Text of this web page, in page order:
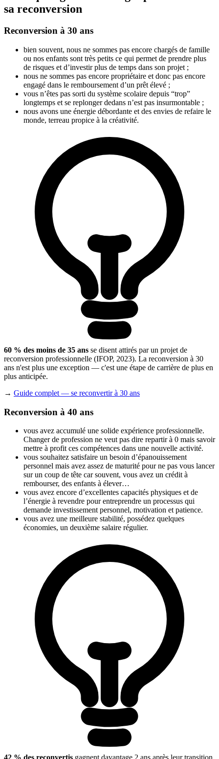
sa reconversion
Reconversion à 30 ans
bien souvent, nous ne sommes pas encore chargés de famille
ou nos enfants sont très petits ce qui permet de prendre plus
de risques et d’investir plus de temps dans son projet ;
nous ne sommes pas encore propriétaire et donc pas encore
engagé dans le remboursement d’un prêt élevé ;
vous n’êtes pas sorti du système scolaire depuis “trop”
longtemps et se replonger dedans n’est pas insurmontable ;
nous avons une énergie débordante et des envies de refaire le
monde, terreau propice à la créativité.
60 % des moins de 35 ans se disent attirés par un projet de
reconversion professionnelle (IFOP, 2023). La reconversion à 30
ans n'est plus une exception — c'est une étape de carrière de plus en
plus anticipée.
→ Guide complet — se reconvertir à 30 ans
Reconversion à 40 ans
vous avez accumulé une solide expérience professionnelle.
Changer de profession ne veut pas dire repartir à 0 mais savoir
mettre à profit ces compétences dans une nouvelle activité.
vous souhaitez satisfaire un besoin d’épanouissement
personnel mais avez assez de maturité pour ne pas vous lancer
sur un coup de tête car souvent, vous avez un crédit à
rembourser, des enfants à élever…
vous avez encore d’excellentes capacités physiques et de
l’énergie à revendre pour entreprendre un processus qui
demande investissement personnel, motivation et patience.
vous avez une meilleure stabilité, possédez quelques
économies, un deuxième salaire régulier.